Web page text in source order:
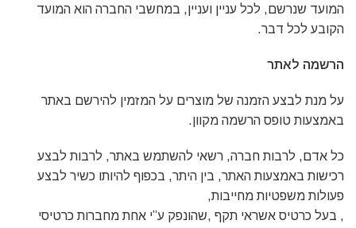
המועד שנרשם, לכל עניין ועניין, במחשבי החברה הוא המועד
הקובע לכל דבר.
הרשמה לאתר
על מנת לבצע הזמנה של מוצרים על המזמין להירשם באתר
באמצעות טופס הרשמה מקוון.
כל אדם, לרבות חברה, רשאי להשתמש באתר, לרבות לבצע
רכישות באמצעות האתר, בין היתר, בכפוף להיותו כשיר לבצע
פעולות משפטיות מחייבות,
, בעל כרטיס אשראי תקף ,שהונפק ע”י אחת מחברות כרטיסי